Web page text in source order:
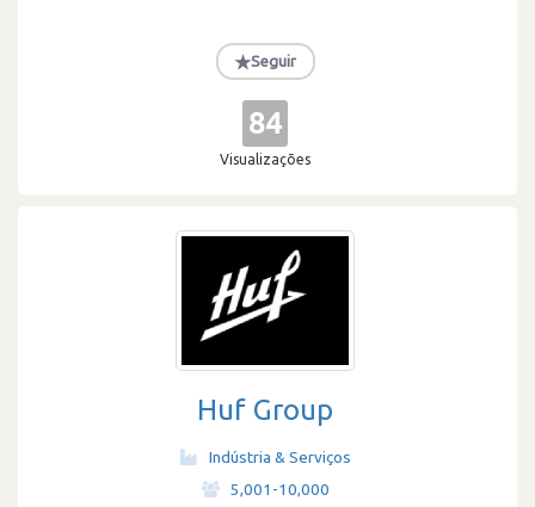
★Seguir
84
Visualizações
Huf Group
Indústria & Serviços
5,001-10,000